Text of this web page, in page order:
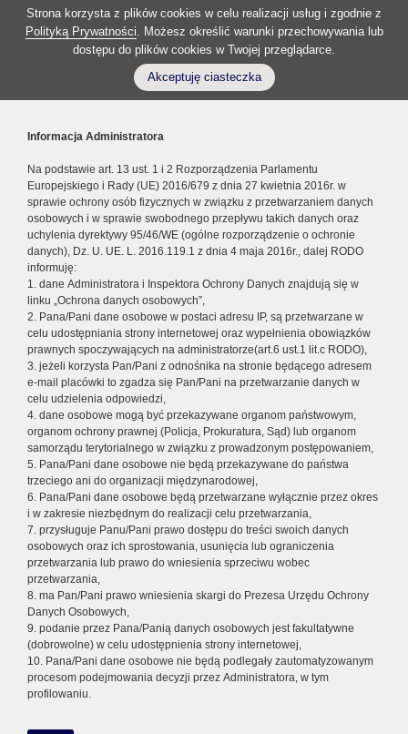
Strona korzysta z plików cookies w celu realizacji usług i zgodnie z
Polityką Prywatności. Możesz określić warunki przechowywania lub
dostępu do plików cookies w Twojej przeglądarce.
Akceptuję ciasteczka
Informacja Administratora
Na podstawie art. 13 ust. 1 i 2 Rozporządzenia Parlamentu
Europejskiego i Rady (UE) 2016/679 z dnia 27 kwietnia 2016r. w
sprawie ochrony osób fizycznych w związku z przetwarzaniem danych
osobowych i w sprawie swobodnego przepływu takich danych oraz
uchylenia dyrektywy 95/46/WE (ogólne rozporządzenie o ochronie
danych), Dz. U. UE. L. 2016.119.1 z dnia 4 maja 2016r., dalej RODO
informuję:
1. dane Administratora i Inspektora Ochrony Danych znajdują się w
linku „Ochrona danych osobowych”,
2. Pana/Pani dane osobowe w postaci adresu IP, są przetwarzane w
celu udostępniania strony internetowej oraz wypełnienia obowiązków
prawnych spoczywających na administratorze(art.6 ust.1 lit.c RODO),
3. jeżeli korzysta Pan/Pani z odnośnika na stronie będącego adresem
e-mail placówki to zgadza się Pan/Pani na przetwarzanie danych w
celu udzielenia odpowiedzi,
4. dane osobowe mogą być przekazywane organom państwowym,
organom ochrony prawnej (Policja, Prokuratura, Sąd) lub organom
samorządu terytorialnego w związku z prowadzonym postępowaniem,
5. Pana/Pani dane osobowe nie będą przekazywane do państwa
trzeciego ani do organizacji międzynarodowej,
6. Pana/Pani dane osobowe będą przetwarzane wyłącznie przez okres
i w zakresie niezbędnym do realizacji celu przetwarzania,
7. przysługuje Panu/Pani prawo dostępu do treści swoich danych
osobowych oraz ich sprostowania, usunięcia lub ograniczenia
przetwarzania lub prawo do wniesienia sprzeciwu wobec
przetwarzania,
8. ma Pan/Pani prawo wniesienia skargi do Prezesa Urzędu Ochrony
Danych Osobowych,
9. podanie przez Pana/Panią danych osobowych jest fakultatywne
(dobrowolne) w celu udostępnienia strony internetowej,
10. Pana/Pani dane osobowe nie będą podlegały zautomatyzowanym
procesom podejmowania decyzji przez Administratora, w tym
profilowaniu.